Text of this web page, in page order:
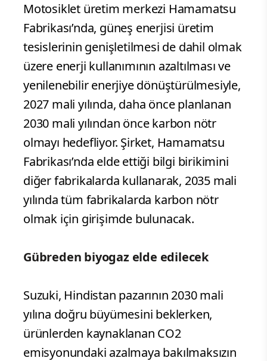
Motosiklet üretim merkezi Hamamatsu
Fabrikası’nda, güneş enerjisi üretim
tesislerinin genişletilmesi de dahil olmak
üzere enerji kullanımının azaltılması ve
yenilenebilir enerjiye dönüştürülmesiyle,
2027 mali yılında, daha önce planlanan
2030 mali yılından önce karbon nötr
olmayı hedefliyor. Şirket, Hamamatsu
Fabrikası’nda elde ettiği bilgi birikimini
diğer fabrikalarda kullanarak, 2035 mali
yılında tüm fabrikalarda karbon nötr
olmak için girişimde bulunacak.
Gübreden biyogaz elde edilecek
Suzuki, Hindistan pazarının 2030 mali
yılına doğru büyümesini beklerken,
ürünlerden kaynaklanan CO2
emisyonundaki azalmaya bakılmaksızın